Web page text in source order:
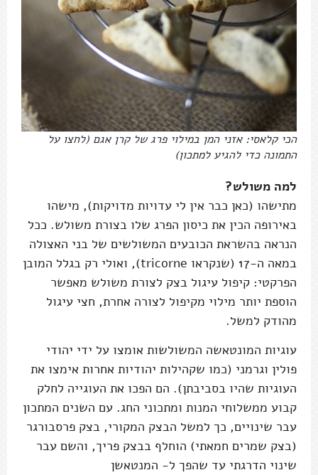
הכי קלאסי: אזני המן במילוי פרג של קרן אגם (לחצו על
התמונה כדי להגיע למתכון)
למה משולש?
מתישהו (כאן כבר אין לי עדויות מדויקות), מישהו
באירופה הכין את כיסון הפרג שלו בצורת משולש. ככל
הנראה בהשראת הכובעים המשולשים של בני האצולה
במאה ה-17 (שנקראו tricorne), ואולי רק בגלל המובן
הפרקטי: קיפול עיגול בצק לצורת משולש מאפשר
הוספת יותר מילוי מקיפול לצורה אחרת, חצי עיגול
מהודק למשל.
עוגיות המונטאשה המשולשות אומצו על ידי יהודי
פולין וגרמני (כמו שקהילות יהודיות אחרות אימצו את
העוגיות שהיו בסביבתן). הם הפכו את העוגייה לחלק
קבוע ממשלוחי המנות ומתכוני החג. עם השנים המתכון
עבר שינויים, כך למשל הבצק המקורי, בצק פרסבורגר
(בצק שמרים חמאתי) הוחלף בבצק פריך, והשם עבר
שינוי הדרגתי עד שהפך ל- המנטאשן